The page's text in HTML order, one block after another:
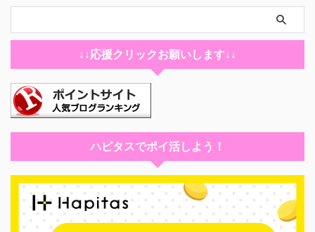
↓↓応援クリックお願いします↓↓
ハピタスでポイ活しよう！